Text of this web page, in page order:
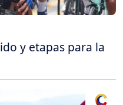
y etapas para la